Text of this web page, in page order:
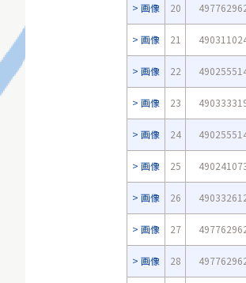
画像 20
画像 21
画像 22
画像 23
画像 24
画像 25
画像 26
画像 27
画像 28